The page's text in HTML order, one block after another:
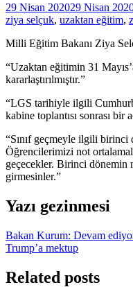
29 Nisan 202029 Nisan
ziya selçuk, uzaktan eğitim,
Milli Eğitim Bakanı Ziya
“Uzaktan eğitimin 31
kararlaştırılmıştır.”
“LGS tarihiyle ilgili
kabine toplantısı sonrası bir
“Sınıf geçmeyle ilgili birinci
Öğrencilerimizi not
geçecekler. Birinci dönemin
girmesinler.”
Yazı gezinmesi
Bakan Kurum: Devam
Trump’a mektup
Related posts